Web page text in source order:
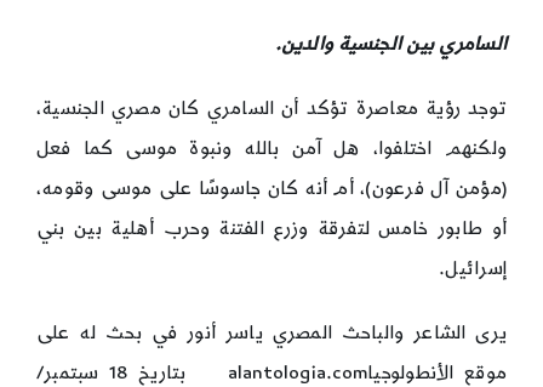
السامري بين الجنسية والدين.
توجد رؤية معاصرة تؤكد أن السامري كان مصري الجنسية،
ولكنهم اختلفوا، هل آمن بالله ونبوة موسى كما فعل
(مؤمن آل فرعون)، أم أنه كان جاسوسًا على موسى وقومه،
أو طابور خامس لتفرقة وزرع الفتنة وحرب أهلية بين بني
إسرائيل.
يرى الشاعر والباحث المصري ياسر أنور في بحث له على
موقع الأنطولوجياalantologia.com بتاريخ 18 سبتمبر/